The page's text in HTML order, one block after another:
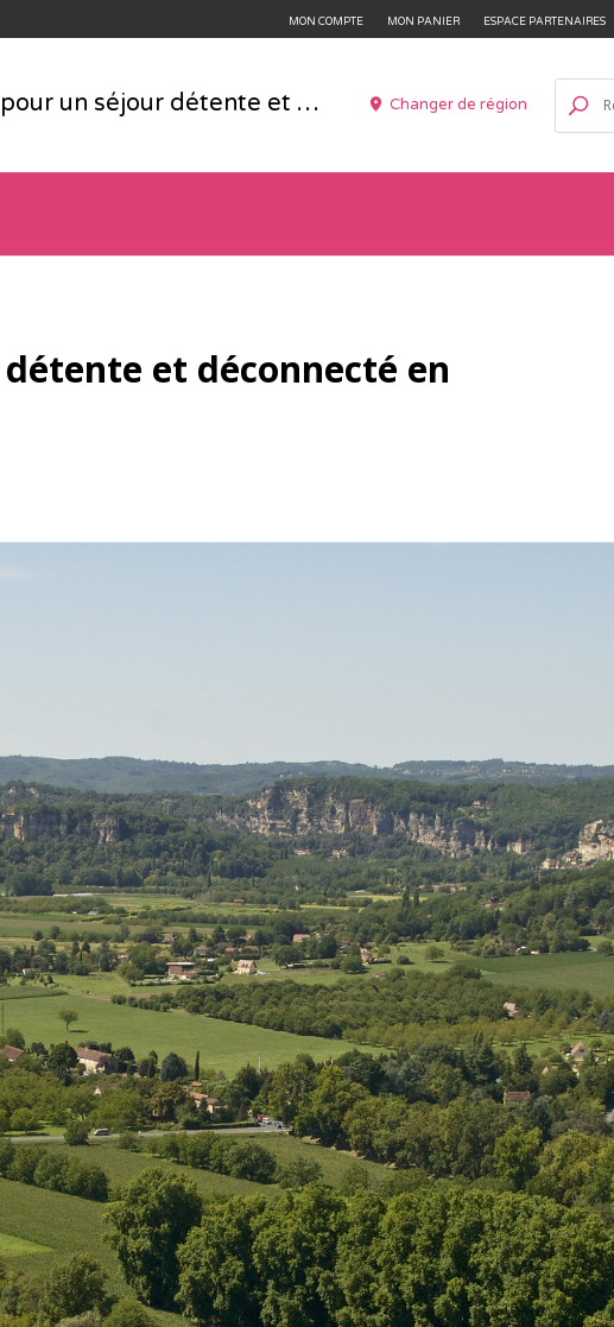
MON COMPTE MON PANIER ESPACE PARTENAIRES
La Dordogne, pour un séjour détente et déconnecté en Périgord (24) Changer de région
et déconnecté en